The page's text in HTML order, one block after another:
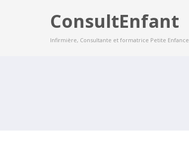
ConsultEnfant
Infirmière, Consultante et formatrice Petite Enfance